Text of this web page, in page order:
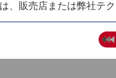
、販売店または弊社テ